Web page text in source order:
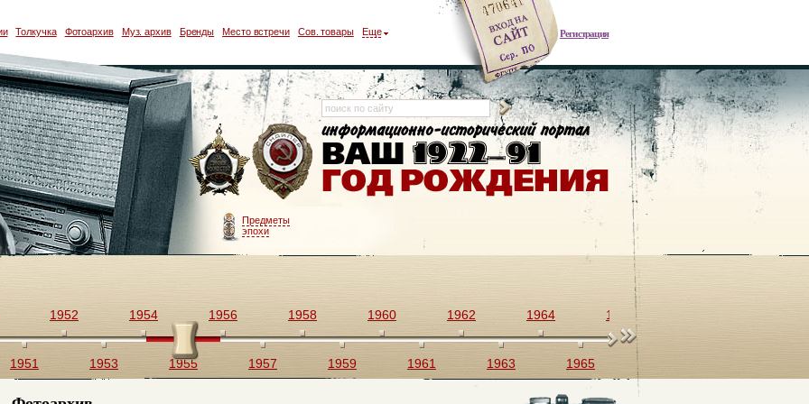
Регистрация
Толкучка Фотоархив Муз. архив Бренды Место встречи Сов. товары Еще
Предметы
эпохи
1951
1952
1953
1954
1955
1956
1957
1958
1959
1960
1961
1962
1963
1964
1965
1966